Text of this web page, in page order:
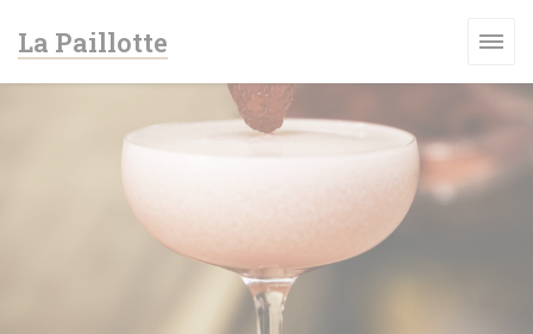
La Paillotte